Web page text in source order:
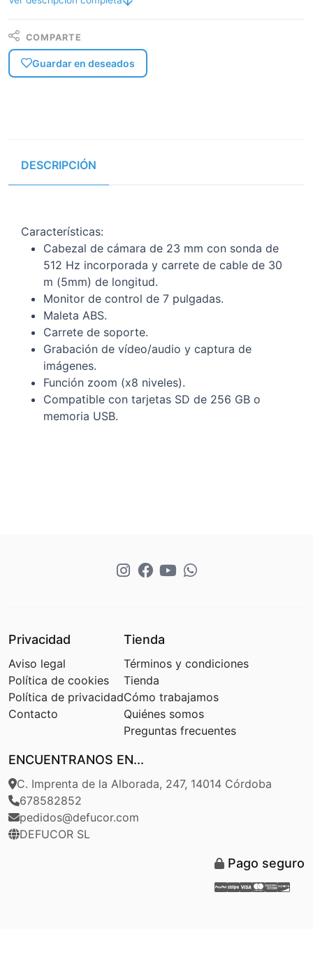
COMPARTE
Guardar en deseados
DESCRIPCIÓN
Características:
Cabezal de cámara de 23 mm con sonda de
512 Hz incorporada y carrete de cable de 30
m (5mm) de longitud.
Monitor de control de 7 pulgadas.
Maleta ABS.
Carrete de soporte.
Grabación de vídeo/audio y captura de
imágenes.
Función zoom (x8 niveles).
Compatible con tarjetas SD de 256 GB o
memoria USB.
Privacidad
Aviso legal
Política de cookies
Política de privacidad
Contacto
Tienda
Términos y condiciones
Tienda
Cómo trabajamos
Quiénes somos
Preguntas frecuentes
ENCUENTRANOS EN...
C. Imprenta de la Alborada, 247, 14014 Córdoba
678582852
pedidos@defucor.com
DEFUCOR SL
Pago seguro
Paypal
Stripe
Visa